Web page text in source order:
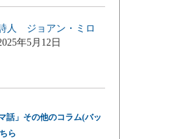
人 ジョアン・ミロ
年5月12日
話」その他のコラム(バッ
ら